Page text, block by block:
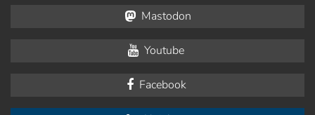
Mastodon
Youtube
Facebook